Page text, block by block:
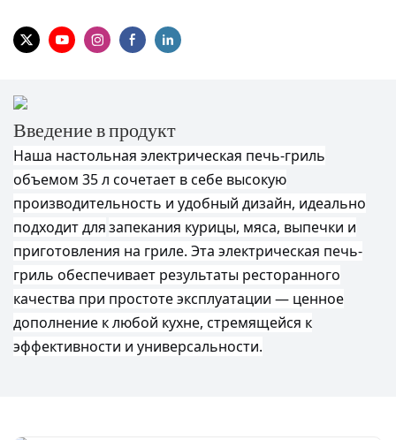
Введение в продукт
Наша настольная электрическая печь-гриль
объемом 35 л сочетает в себе высокую
производительность и удобный дизайн, идеально
подходит длязапекания курицы, мяса, выпечки и
приготовления на гриле. Эта электрическая печь-
гриль обеспечивает результаты ресторанного
качества при простоте эксплуатации — ценное
дополнение к любой кухне, стремящейся к
эффективности и универсальности.